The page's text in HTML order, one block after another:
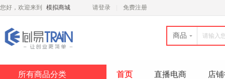
您好，欢迎来到 模拟商城 请登录 免费注册
商品
所有商品分类 首页 直播电商 店